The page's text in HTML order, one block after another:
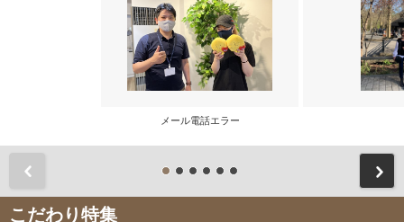
メール電話エラー
こだわり特集